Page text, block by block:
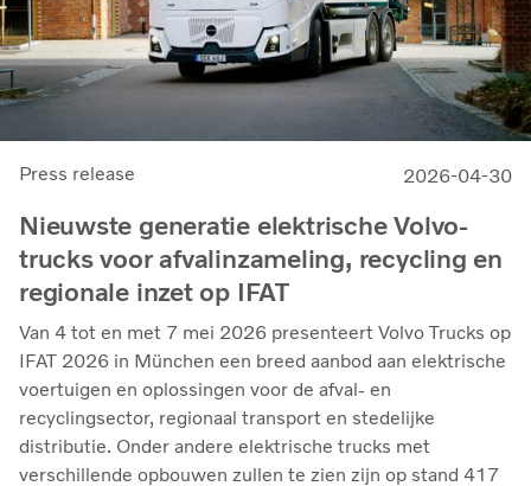
Press release 2026-04-30
Nieuwste generatie elektrische Volvo-
trucks voor afvalinzameling, recycling en
regionale inzet op IFAT
Van 4 tot en met 7 mei 2026 presenteert Volvo Trucks op
IFAT 2026 in München een breed aanbod aan elektrische
voertuigen en oplossingen voor de afval- en
recyclingsector, regionaal transport en stedelijke
distributie. Onder andere elektrische trucks met
verschillende opbouwen zullen te zien zijn op stand 417